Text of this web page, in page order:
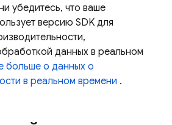
убедитесь, что ваше
версию SDK для
данных в реальном
больше о данных о
в реальном времени .